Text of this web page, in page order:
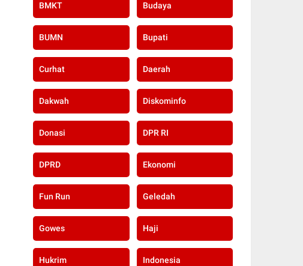
BMKT Budaya
BUMN Bupati
Curhat Daerah
Dakwah Diskominfo
Donasi DPR RI
DPRD Ekonomi
Fun Run Geledah
Gowes Haji
Hukrim Indonesia